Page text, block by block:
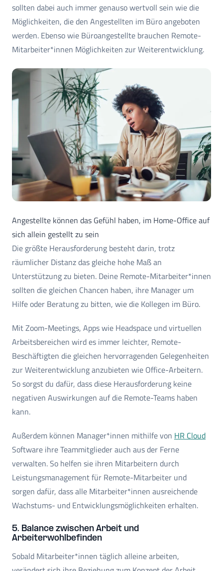
sollten dabei auch immer genauso wertvoll sein wie die
Möglichkeiten, die den Angestellten im Büro angeboten
werden. Ebenso wie Büroangestellte brauchen Remote-
Mitarbeiter*innen Möglichkeiten zur Weiterentwicklung.
Angestellte können das Gefühl haben, im Home-Office auf
sich allein gestellt zu sein
Die größte Herausforderung besteht darin, trotz
räumlicher Distanz das gleiche hohe Maß an
Unterstützung zu bieten. Deine Remote-Mitarbeiter*innen
sollten die gleichen Chancen haben, ihre Manager um
Hilfe oder Beratung zu bitten, wie die Kollegen im Büro.
Mit Zoom-Meetings, Apps wie Headspace und virtuellen
Arbeitsbereichen wird es immer leichter, Remote-
Beschäftigten die gleichen hervorragenden Gelegenheiten
zur Weiterentwicklung anzubieten wie Office-Arbeitern.
So sorgst du dafür, dass diese Herausforderung keine
negativen Auswirkungen auf die Remote-Teams haben
kann.
Außerdem können Manager*innen mithilfe von HR Cloud
Software ihre Teammitglieder auch aus der Ferne
verwalten. So helfen sie ihren Mitarbeitern durch
Leistungsmanagement für Remote-Mitarbeiter und
sorgen dafür, dass alle Mitarbeiter*innen ausreichende
Wachstums- und Entwicklungsmöglichkeiten erhalten.
5. Balance zwischen Arbeit und
Arbeiterwohlbefinden
Sobald Mitarbeiter*innen täglich alleine arbeiten,